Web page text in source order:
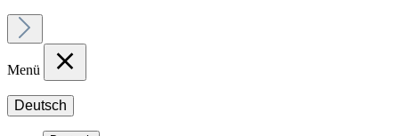
Menü
Deutsch